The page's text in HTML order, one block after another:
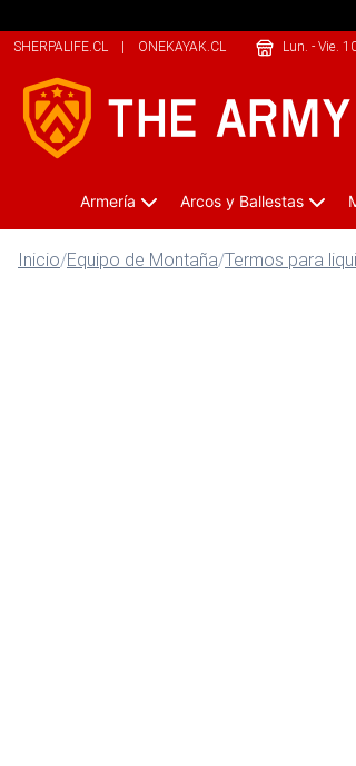
SHERPALIFE.CL | ONEKAYAK.CL SAFELIFE.CL
Lun. - Vie.
Armería Arcos y Ballestas
Inicio/Equipo de Montaña/Termos para